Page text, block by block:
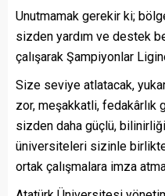
Unutmamak gerekir ki;
sizden yardım ve destek
çalışarak Şampiyonlar
Size seviye atlatacak,
zor, meşakkatli,
sizden daha güçlü,
üniversiteleri sizinle
ortak çalışmalara imza